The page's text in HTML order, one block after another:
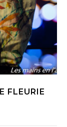
FLEURIE